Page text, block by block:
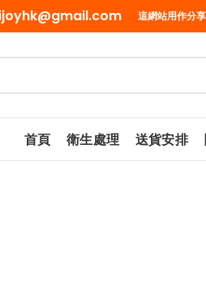
這網站用作分
首頁 衛生處理 送貨安排